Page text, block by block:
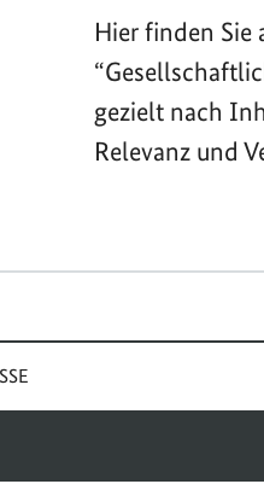
Hier finden
gezielt nach
Relevanz und